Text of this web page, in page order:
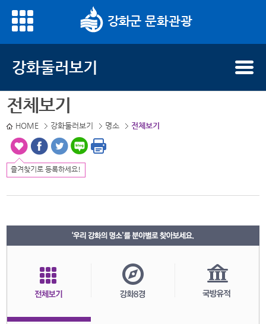
문화관광
강화둘러보기
전체보기
HOME 강화둘러보기 명소 전체보기
즐겨찾기로 등록하세요!